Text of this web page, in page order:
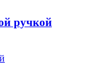
ручкой